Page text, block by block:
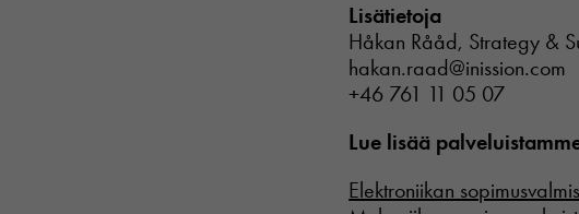
Lisätietoja
Håkan Rååd, Strategy &
hakan.raad@inission.com
+46 761 11 05 07
Lue lisää
Elektroniikan